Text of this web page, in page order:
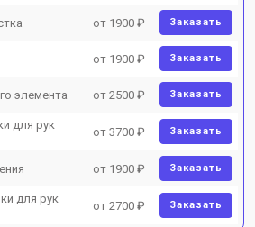
от 1900 ₽ Заказать
от 1900 ₽ Заказать
элемента от 2500 ₽ Заказать
для рук
от 3700 ₽ Заказать
от 1900 ₽ Заказать
для рук
от 2700 ₽ Заказать